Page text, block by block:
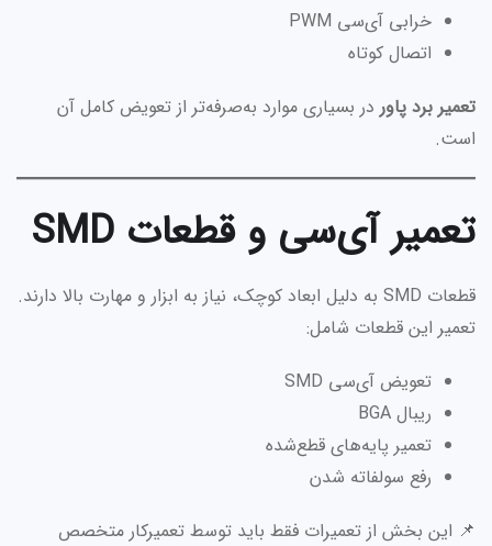
خرابی آی‌سی PWM
اتصال کوتاه
تعمیر برد پاور در بسیاری موارد به‌صرفه‌تر از تعویض کامل آن
است.
تعمیر آی‌سی و قطعات SMD
قطعات SMD به دلیل ابعاد کوچک، نیاز به ابزار و مهارت بالا دارند.
تعمیر این قطعات شامل:
تعویض آی‌سی SMD
ریبال BGA
تعمیر پایه‌های قطع‌شده
رفع سولفاته شدن
📌 این بخش از تعمیرات فقط باید توسط تعمیرکار متخصص